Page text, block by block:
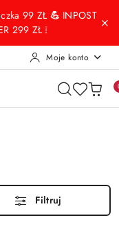
99 ZŁ💪 INPOST
299 ZŁ ❕
Moje konto
Filtruj